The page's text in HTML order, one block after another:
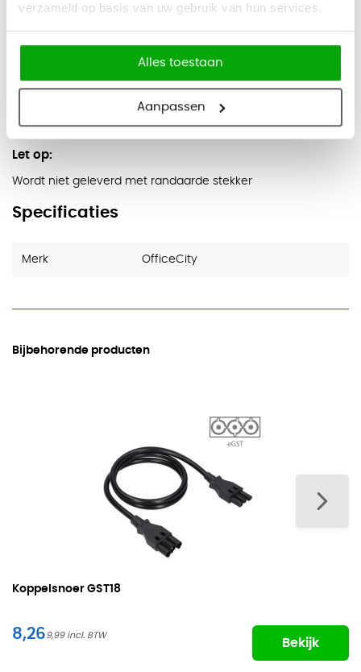
verzameld op basis van uw gebruik van hun services.
Alles toestaan
Aanpassen
Materiaal: kunststof
Let op:
Wordt niet geleverd met randaarde stekker
Specificaties
Merk OfficeCity
Bijbehorende producten
Koppelsnoer GST18
8,269,99
Bekijk